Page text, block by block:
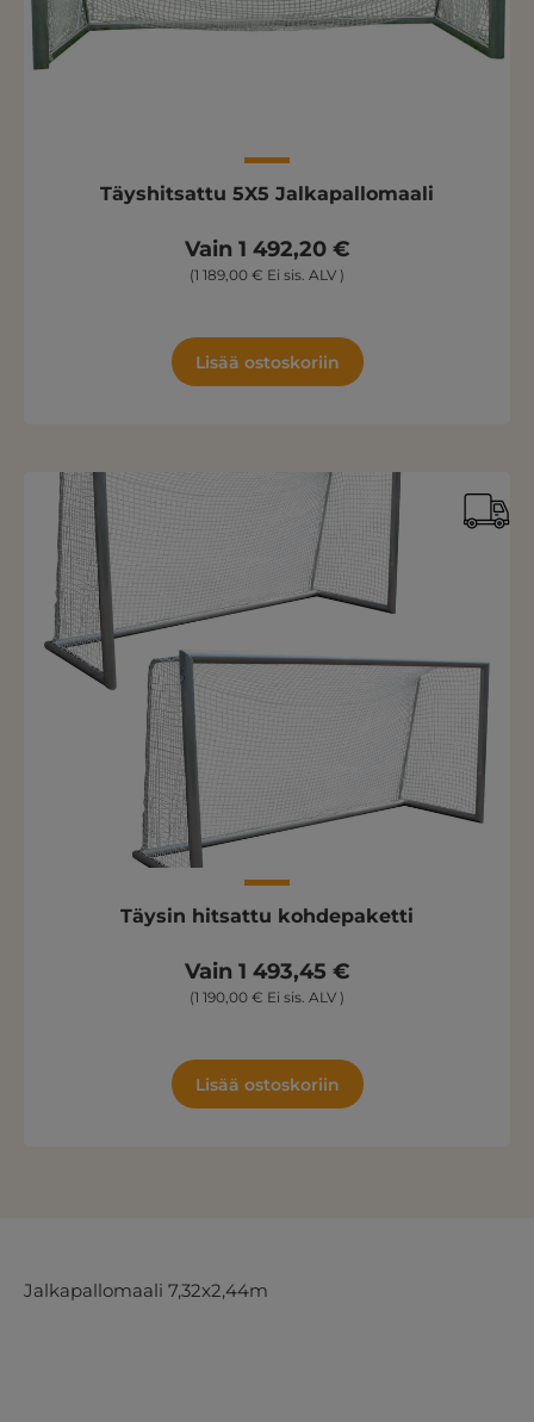
Täyshitsattu 5X5 Jalkapallomaali
Vain 1 492,20 €
(1 189,00 € Ei sis. ALV )
Lisää ostoskoriin
Täysin hitsattu kohdepaketti
Vain 1 493,45 €
(1 190,00 € Ei sis. ALV )
Lisää ostoskoriin
Jalkapallomaali 7,32x2,44m